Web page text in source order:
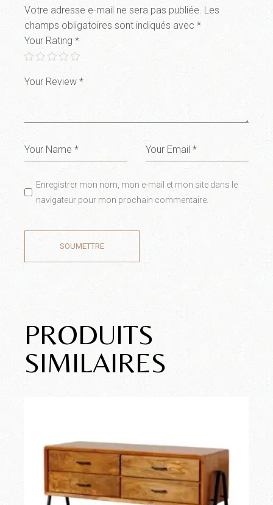
Votre adresse e-mail ne sera pas publiée. Les
champs obligatoires sont indiqués avec*
Your Rating*
Enregistrer mon nom, mon e-mail et mon site dans le
navigateur pour mon prochain commentaire.
SOUMETTRE
PRODUITS
SIMILAIRES